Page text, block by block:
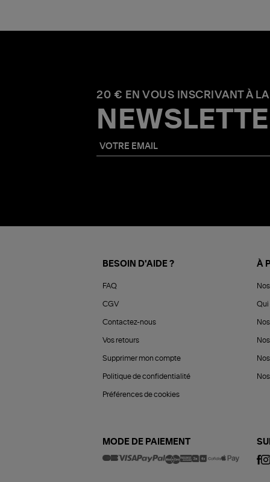
20 € EN VOUS INSCRIVANT À LA
BESOIN D'AIDE ?
FAQ
CGV
Contactez-nous
Vos retours
Supprimer mon compte
Politique de confidentialité
Préférences de cookies
À
Qui
MODE DE PAIEMENT